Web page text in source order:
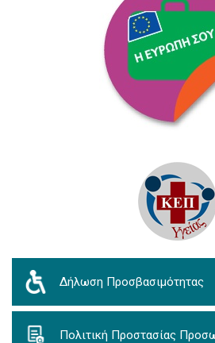
Δήλωση Προσβασιμότητας
Πολιτική Προστασίας